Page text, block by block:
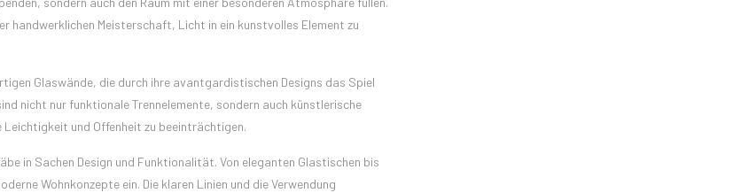
handwerklichen Meisterschaft, Licht in ein kunstvolles Element zu
Glaswände, die durch ihre avantgardistischen Designs das Spiel
nicht nur funktionale Trennelemente, sondern auch künstlerische
Leichtigkeit und Offenheit zu beeinträchtigen.
in Sachen Design und Funktionalität. Von eleganten Glastischen bis
Wohnkonzepte ein. Die klaren Linien und die Verwendung